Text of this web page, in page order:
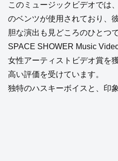
このミュージックビデオでは
のベンツが使用されており、
胆な演出も見どころのひとつで
SPACE SHOWER Music
女性アーティストビデオ賞を
高い評価を受けています。
独特のハスキーボイスと、印